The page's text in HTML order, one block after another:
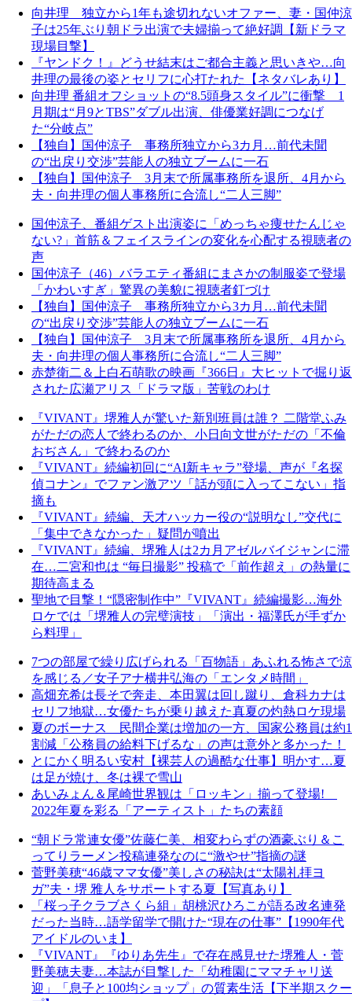
向井理 独立から1年も途切れないオファー、妻・国仲涼
子は25年ぶり朝ドラ出演で夫婦揃って絶好調【新ドラマ
現場目撃】
『ヤンドク！』どうせ結末はご都合主義と思いきや…向
井理の最後の姿とセリフに心打たれた【ネタバレあり】
向井理 番組オフショットの“8.5頭身スタイル”に衝撃 1
月期は“月9とTBS”ダブル出演、俳優業好調につなげ
た“分岐点”
【独自】国仲涼子 事務所独立から3カ月…前代未聞
の“出戻り交渉”芸能人の独立ブームに一石
【独自】国仲涼子 3月末で所属事務所を退所、4月から
夫・向井理の個人事務所に合流し“二人三脚”
国仲涼子、番組ゲスト出演姿に「めっちゃ痩せたんじゃ
ない?」首筋＆フェイスラインの変化を心配する視聴者の
声
国仲涼子（46）バラエティ番組にまさかの制服姿で登場
「かわいすぎ」驚異の美貌に視聴者釘づけ
【独自】国仲涼子 事務所独立から3カ月…前代未聞
の“出戻り交渉”芸能人の独立ブームに一石
【独自】国仲涼子 3月末で所属事務所を退所、4月から
夫・向井理の個人事務所に合流し“二人三脚”
赤楚衛二＆上白石萌歌の映画『366日』大ヒットで掘り返
された広瀬アリス「ドラマ版」苦戦のわけ
『VIVANT』堺雅人が驚いた新別班員は誰？ 二階堂ふみ
がただの恋人で終わるのか、小日向文世がただの「不倫
おぢさん」で終わるのか
『VIVANT』続編初回に“AI新キャラ”登場、声が『名探
偵コナン』でファン激アツ「話が頭に入ってこない」指
摘も
『VIVANT』続編、天才ハッカー役の“説明なし”交代に
「集中できなかった」疑問が噴出
『VIVANT』続編、堺雅人は2カ月アゼルバイジャンに滞
在…二宮和也は “毎日撮影” 投稿で「前作超え」の熱量に
期待高まる
聖地で目撃！“隠密制作中”『VIVANT』続編撮影…海外
ロケでは「堺雅人の完璧演技」「演出・福澤氏が手ずか
ら料理」
7つの部屋で繰り広げられる「百物語」あふれる怖さで涼
を感じる／女子アナ横井弘海の「エンタメ時間」
高畑充希は長そで奔走、本田翼は回し蹴り、倉科カナは
セリフ地獄…女優たちが乗り越えた真夏の灼熱ロケ現場
夏のボーナス 民間企業は増加の一方、国家公務員は約1
割減「公務員の給料下げるな」の声は意外と多かった！
とにかく明るい安村【裸芸人の過酷な仕事】明かす…夏
は足が焼け、冬は裸で雪山
あいみょん＆尾崎世界観は「ロッキン」揃って登場!
2022年夏を彩る「アーティスト」たちの素顔
“朝ドラ常連女優”佐藤仁美、相変わらずの酒豪ぶり＆こ
ってりラーメン投稿連発なのに“激やせ”指摘の謎
菅野美穂“46歳ママ女優”美しさの秘訣は“太陽礼拝ヨ
ガ”夫・堺 雅人をサポートする夏【写真あり】
「桜っ子クラブさくら組」胡桃沢ひろこが語る改名連発
だった当時…語学留学で開けた“現在の仕事”【1990年代
アイドルのいま】
『VIVANT』『ゆりあ先生』で存在感見せた堺雅人・菅
野美穂夫妻…本誌が目撃した「幼稚園にママチャリ送
迎」「息子と100均ショップ」の質素生活【下半期スクー